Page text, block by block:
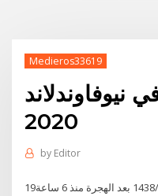
Medieros33619
نيوفاوندلاند
2020
by Editor